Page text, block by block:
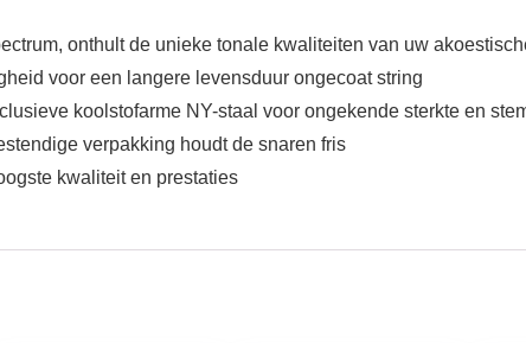
onthult de unieke tonale kwaliteiten van uw
voor een langere levensduur ongecoat string
koolstofarme NY-staal voor ongekende sterkte en
verpakking houdt de snaren fris
kwaliteit en prestaties